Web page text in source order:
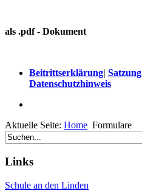
als .pdf - Dokument
Beitrittserklärung| Satzung
Datenschutzhinweis
Aktuelle Seite: Home Formulare
Links
Schule an den Linden